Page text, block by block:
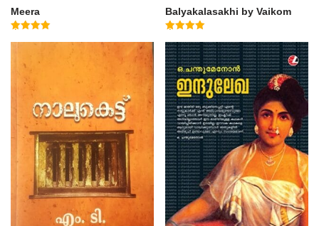
Meera
Balyakalasakhi by Vaikom
Muhammad Basheer
4.60
out of 5